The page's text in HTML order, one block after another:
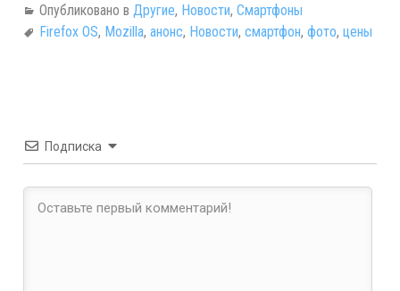
Опубликовано в Другие, Новости, Смартфоны
Firefox OS, Mozilla, анонс, Новости, смартфон, фото, цены
Подписка